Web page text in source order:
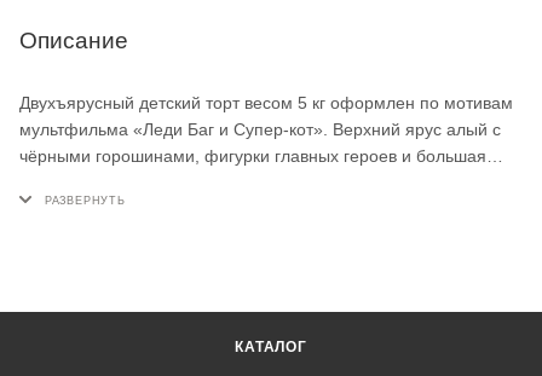
Описание
Двухъярусный детский торт весом 5 кг оформлен по мотивам
мультфильма «Леди Баг и Супер-кот». Верхний ярус алый с
чёрными горошинами, фигурки главных героев и большая
облаками и Эйфелевой башней, на бортах - миниатюрные
КАТАЛОГ